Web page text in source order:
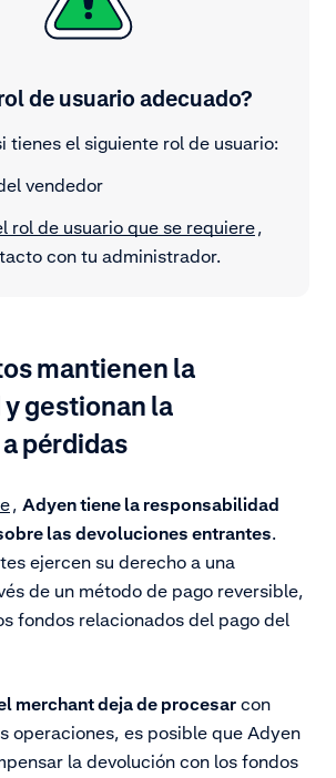
de usuario adecuado?
tienes el siguiente rol de usuario:
vendedor
rol de usuario que se requiere,
con tu administrador.
mantienen la
gestionan la
pérdidas
, Adyen tiene la responsabilidad
las devoluciones entrantes.
ejercen su derecho a una
de un método de pago reversible,
fondos relacionados del pago del
merchant deja de procesar con
operaciones, es posible que Adyen
la devolución con los fondos